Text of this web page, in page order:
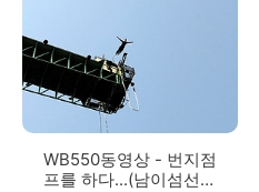
WB550동영상 - 번지점
프를 하다...(남이섬선착